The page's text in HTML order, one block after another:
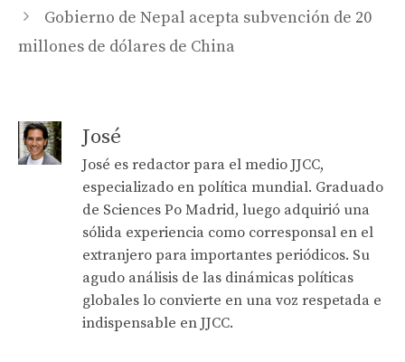
Gobierno de Nepal acepta subvención de 20
millones de dólares de China
José
José es redactor para el medio JJCC,
especializado en política mundial. Graduado
de Sciences Po Madrid, luego adquirió una
sólida experiencia como corresponsal en el
extranjero para importantes periódicos. Su
agudo análisis de las dinámicas políticas
globales lo convierte en una voz respetada e
indispensable en JJCC.